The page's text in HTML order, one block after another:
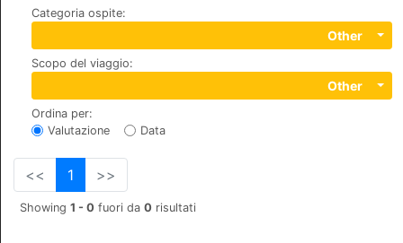
Categoria ospite:
Other
Scopo del viaggio:
Other
Ordina per:
Valutazione
Data
<< 1 >>
Showing 1 - 0 fuori da 0 risultati